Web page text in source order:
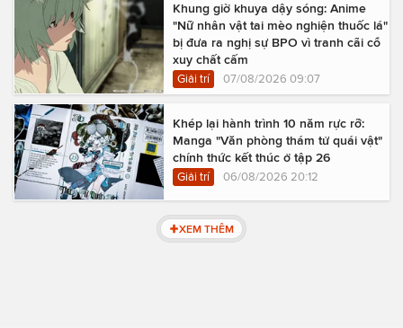
Khung giờ khuya dậy sóng: Anime
"Nữ nhân vật tai mèo nghiện thuốc lá"
bị đưa ra nghị sự BPO vì tranh cãi cổ
xuy chất cấm
Giải trí 07/08/2026 09:07
Khép lại hành trình 10 năm rực rỡ:
Manga "Văn phòng thám tử quái vật"
chính thức kết thúc ở tập 26
Giải trí 06/08/2026 20:12
XEM THÊM